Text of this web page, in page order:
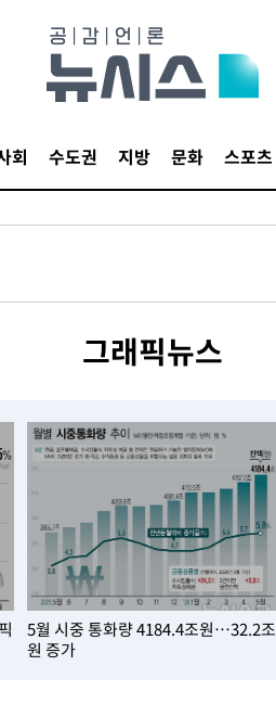
회 수도권 지방 문화 스포츠
그래픽뉴스
5월 시중 통화량 4184.4조원…32.2조
원 증가